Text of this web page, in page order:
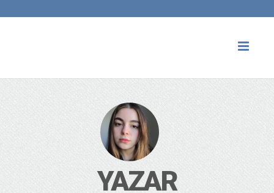
YAZAR